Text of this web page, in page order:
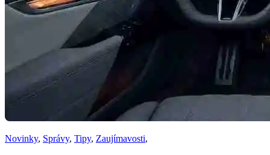
Novinky, Správy, Tipy, Zaujímavosti,